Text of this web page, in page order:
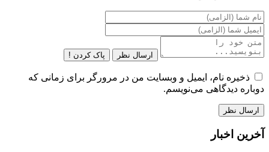
ارسال نظر پاک کردن !
ذخیره نام، ایمیل و وبسایت من در مرورگر برای زمانی که
دوباره دیدگاهی می‌نویسم.
آخرین اخبار